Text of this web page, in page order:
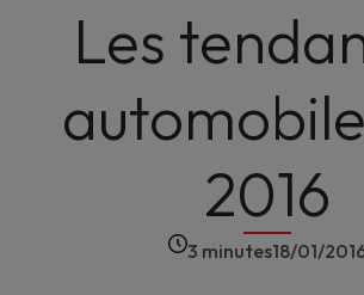
Les
2016
3 minutes18/01/